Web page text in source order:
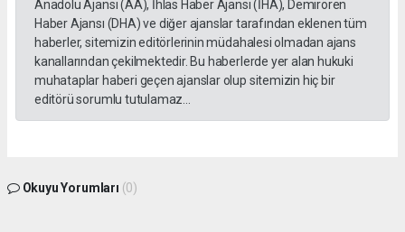
Anadolu Ajansı (AA), İhlas Haber Ajansı (İHA), Demirören
Haber Ajansı (DHA) ve diğer ajanslar tarafından eklenen tüm
haberler, sitemizin editörlerinin müdahalesi olmadan ajans
kanallarından çekilmektedir. Bu haberlerde yer alan hukuki
muhataplar haberi geçen ajanslar olup sitemizin hiç bir
editörü sorumlu tutulamaz...
Okuyu Yorumları (0)